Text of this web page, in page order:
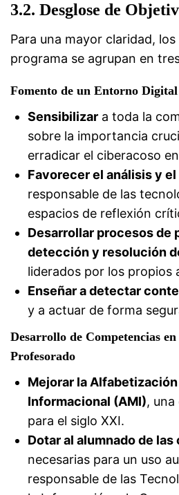
3.2. Desglose de
Para una mayor claridad,
programa se agrupan en
Fomento de un Entorno
Sensibilizar a toda la
sobre la importancia
erradicar el ciberacoso
Favorecer el análisis y
responsable de las
espacios de reflexión
Desarrollar procesos de
detección y resolución
liderados por los propios
Enseñar a detectar
y a actuar de forma
Desarrollo de Competencias
Profesorado
Mejorar la
Informacional (AMI),
para el siglo XXI.
Dotar al alumnado de
necesarias para un uso
responsable de las